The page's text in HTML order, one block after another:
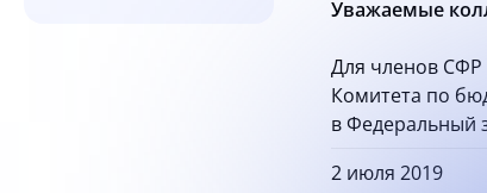
Уважаемые
Для членов СФР
Комитета по
в Федеральный
2 июля 2019